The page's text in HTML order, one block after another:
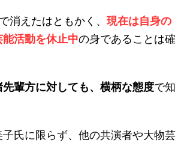
消えたはともかく、 現在は自身の
活動を休止中の身であることは確
先輩方に対しても、横柄な態度で知
氏に限らず、他の共演者や大物芸